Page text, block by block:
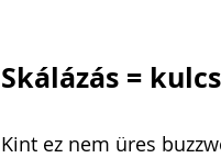
Skálázás =
Kint ez nem üres